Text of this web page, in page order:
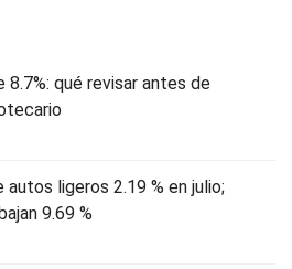
8.7%: qué revisar antes de
autos ligeros 2.19 % en julio;
9.69 %